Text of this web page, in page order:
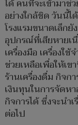
ได้ คนที่จะเข้ามาช่
อย่างใกล้ชิด วันนี้ไ
โรงแรมขนาดเล็ก
อุปกรณ์ที่เสียหายเ
เครื่องมือ เครื่องใ
ช่วยเหลือเพื่อให้เ
ร้านเครื่องดื่ม กิจก
เงินทุนในการจัดห
กิจการได้ ซึ่งจะนำ
ต่อไป